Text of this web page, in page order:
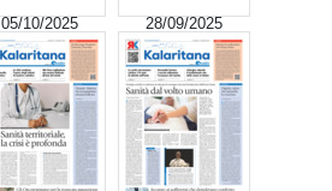
05/10/2025 28/09/2025